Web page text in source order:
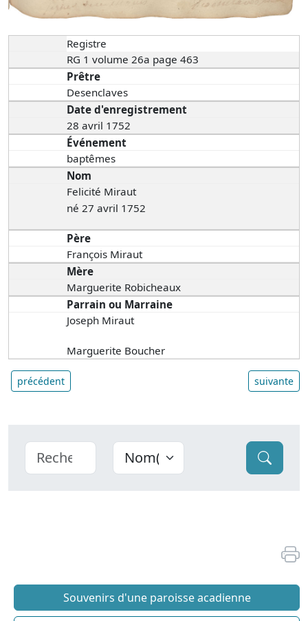
Registre
RG 1 volume 26a page 463
Prêtre
Desenclaves
Date d'enregistrement
28 avril 1752
Événement
baptêmes
Nom
Felicité Miraut
né 27 avril 1752
Père
François Miraut
Mère
Marguerite Robicheaux
Parrain ou Marraine
Joseph Miraut
Marguerite Boucher
précédent suivante
Souvenirs d'une paroisse acadienne